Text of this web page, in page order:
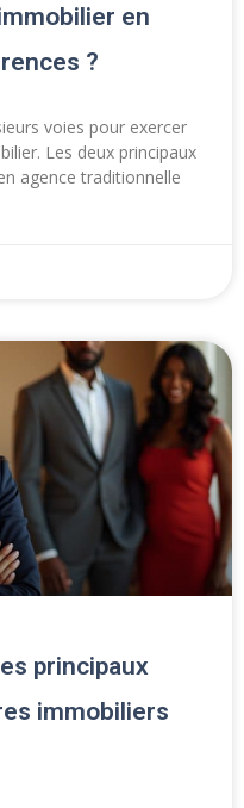
en
?
voies pour exercer
Les deux principaux
agence traditionnelle
principaux
immobiliers